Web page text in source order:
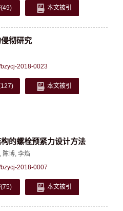
(49) 本文被引
彻研究
2018-0023
本文被引
的螺栓预紧力设计方法
, 陈博, 李焰
2018-0007
(75) 本文被引